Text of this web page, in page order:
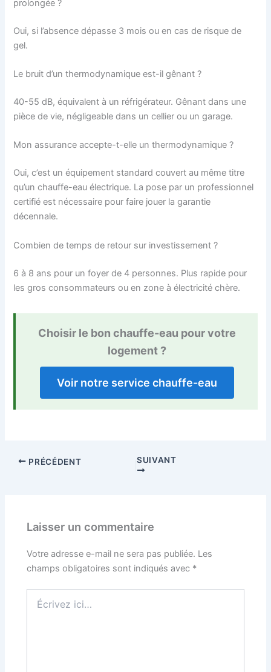
prolongée ?
Oui, si l’absence dépasse 3 mois ou en cas de risque de
gel.
Le bruit d’un thermodynamique est-il gênant ?
40-55 dB, équivalent à un réfrigérateur. Gênant dans une
pièce de vie, négligeable dans un cellier ou un garage.
Mon assurance accepte-t-elle un thermodynamique ?
Oui, c’est un équipement standard couvert au même titre
qu’un chauffe-eau électrique. La pose par un professionnel
certifié est nécessaire pour faire jouer la garantie
décennale.
Combien de temps de retour sur investissement ?
6 à 8 ans pour un foyer de 4 personnes. Plus rapide pour
les gros consommateurs ou en zone à électricité chère.
Choisir le bon chauffe-eau pour votre
logement ?
Voir notre service chauffe-eau
PRÉCÉDENT SUIVANT
Laisser un commentaire
Votre adresse e-mail ne sera pas publiée. Les
champs obligatoires sont indiqués avec *
ici…